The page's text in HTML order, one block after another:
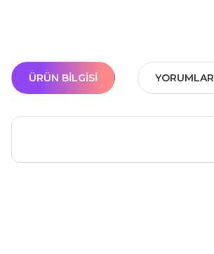
ÜRÜN BILGISI YORUMLAR